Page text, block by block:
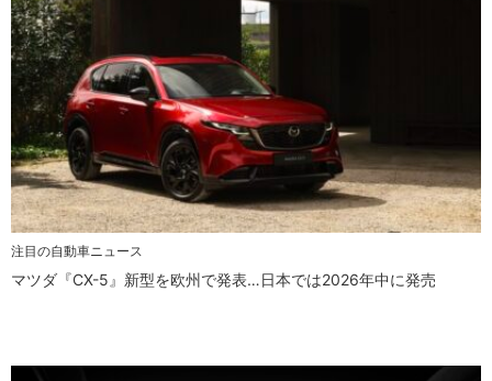
注目の自動車ニュース
マツダ『CX-5』新型を欧州で発表…日本では2026年中に発売